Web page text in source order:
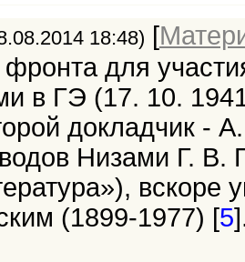
18:48) [
для
в ГЭ (17. 10.
докладчик -
Низами Г.
вскоре
(1899-1977) [5